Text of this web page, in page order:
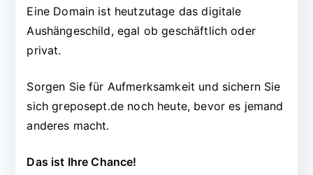
Eine Domain ist heutzutage das digitale
Aushängeschild, egal ob geschäftlich oder
privat.
Sorgen Sie für Aufmerksamkeit und sichern Sie
sich greposept.de noch heute, bevor es jemand
anderes macht.
Das ist Ihre Chance!